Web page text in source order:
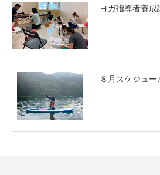
ヨガ指導者養
８月スケジュ